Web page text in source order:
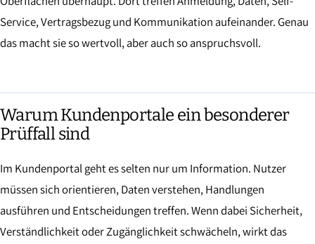
Service, Vertragsbezug und Kommunikation aufeinander. Genau
das macht sie so wertvoll, aber auch so anspruchsvoll.
Warum Kundenportale ein besonderer
Prüffall sind
Im Kundenportal geht es selten nur um Information. Nutzer
müssen sich orientieren, Daten verstehen, Handlungen
ausführen und Entscheidungen treffen. Wenn dabei Sicherheit,
Verständlichkeit oder Zugänglichkeit schwächeln, wirkt das